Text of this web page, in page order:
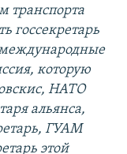
транспорта
госсекретарь
которую
НАТО
альянса,
ГУАМ
этой